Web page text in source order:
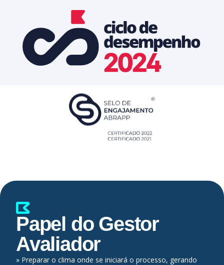
Papel do Gestor
Avaliador
» Preparar o clima onde se iniciará o processo, gerando